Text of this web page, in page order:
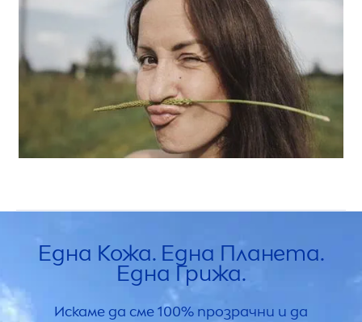
Една Кожа. Една Планета.
Една Грижа.
Искаме да сме 100% прозрачни и да